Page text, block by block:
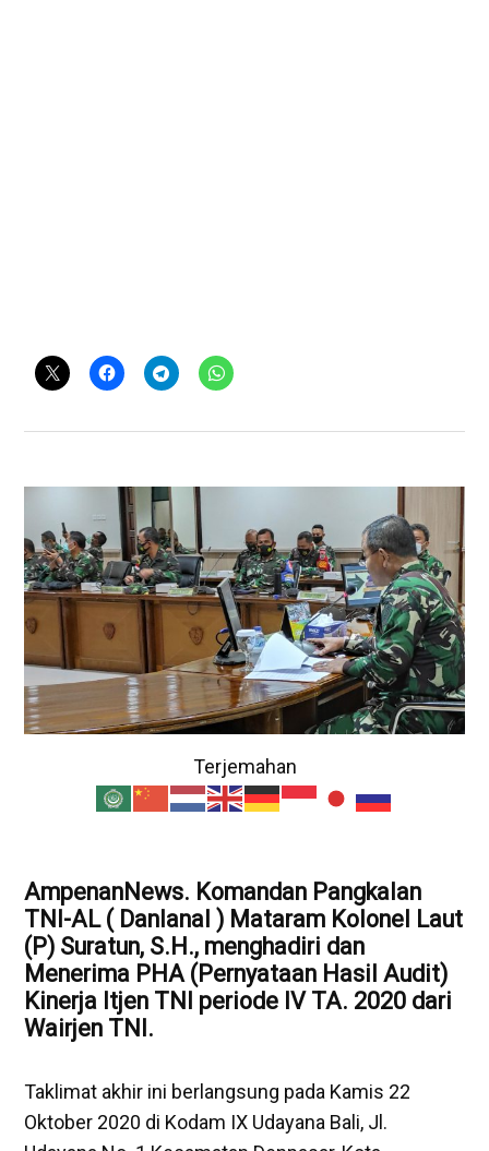
Terjemahan
AmpenanNews. Komandan Pangkalan
TNI-AL ( Danlanal ) Mataram Kolonel Laut
(P) Suratun, S.H., menghadiri dan
Menerima PHA (Pernyataan Hasil Audit)
Kinerja Itjen TNI periode IV TA. 2020 dari
Wairjen TNI.
Taklimat akhir ini berlangsung pada Kamis 22
Oktober 2020 di Kodam IX Udayana Bali, Jl.